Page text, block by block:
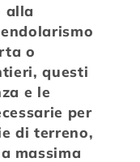
alla
o
questi
e le
per
di terreno,
massima